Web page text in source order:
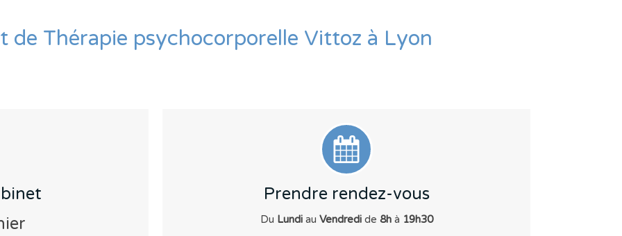
de Thérapie psychocorporelle Vittoz à Lyon
Prendre rendez-vous
Du Lundiau Vendredide 8hà 19h30